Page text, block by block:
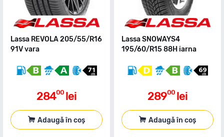
Lassa REVOLA 205/55/R16
91V vara
28400 lei
Adaugă în coș
Lassa SNOWAYS4
195/60/R15 88H iarna
28900 lei
Adaugă în coș